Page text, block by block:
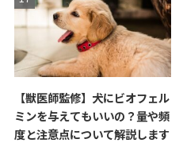
【獣医師監修】犬にビオフェル
ミンを与えてもいいの？量や頻
度と注意点について解説します